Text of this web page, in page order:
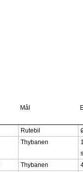
Mål
Rutebil
Thybanen
Thybanen